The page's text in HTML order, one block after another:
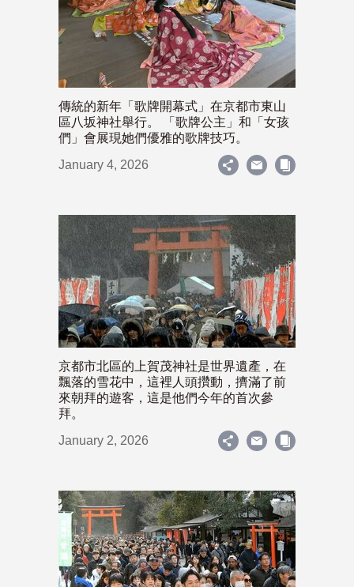
傳統的新年「歌牌開幕式」在京都市東山
區八坂神社舉行。 「歌牌公主」和「女孩
們」會展現她們優雅的歌牌技巧。
January 4, 2026
京都市北區的上賀茂神社是世界遺產，在
飄落的雪花中，這裡人頭攢動，擠滿了前
來朝拜的遊客，這是他們今年的首次參
拜。
January 2, 2026